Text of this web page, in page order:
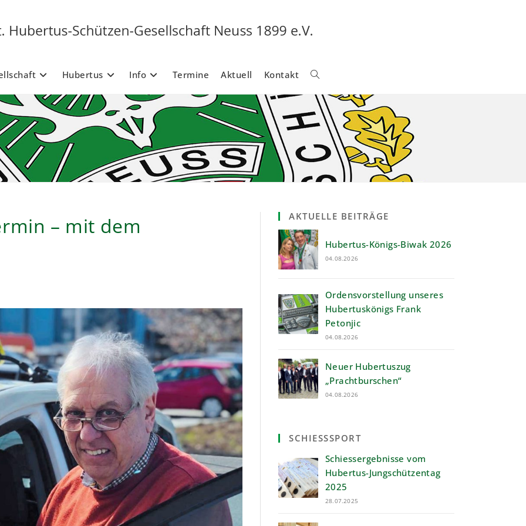
Hubertus Info Termine Aktuell Kontakt Website-
Suche
Umschalten
– mit dem AKTUELLE BEITRÄGE
Hubertus-Königs-Biwak 2026
04.08.2026
Ordensvorstellung unseres
Hubertuskönigs Frank
Petonjic
04.08.2026
Neuer Hubertuszug
„Prachtburschen“
04.08.2026
SCHIESSSPORT
Schiessergebnisse vom
Hubertus-Jungschützentag
2025
28.07.2025